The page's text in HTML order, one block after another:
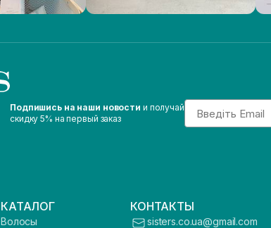
Подпишись на наши новости и получай
скидку 5% на первый заказ
Email
КАТАЛОГ
Волосы
КОНТАКТЫ
sisters.co.ua@gmail.com